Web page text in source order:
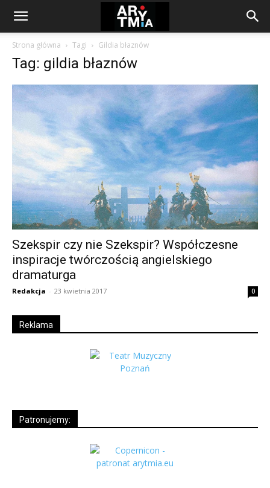
arytmia.eu
Strona główna Tagi Gildia błaznów
Tag: gildia błaznów
Szekspir czy nie Szekspir? Współczesne
inspiracje twórczością angielskiego
dramaturga
Redakcja - 23 kwietnia 2017 0
Reklama
Patronujemy: